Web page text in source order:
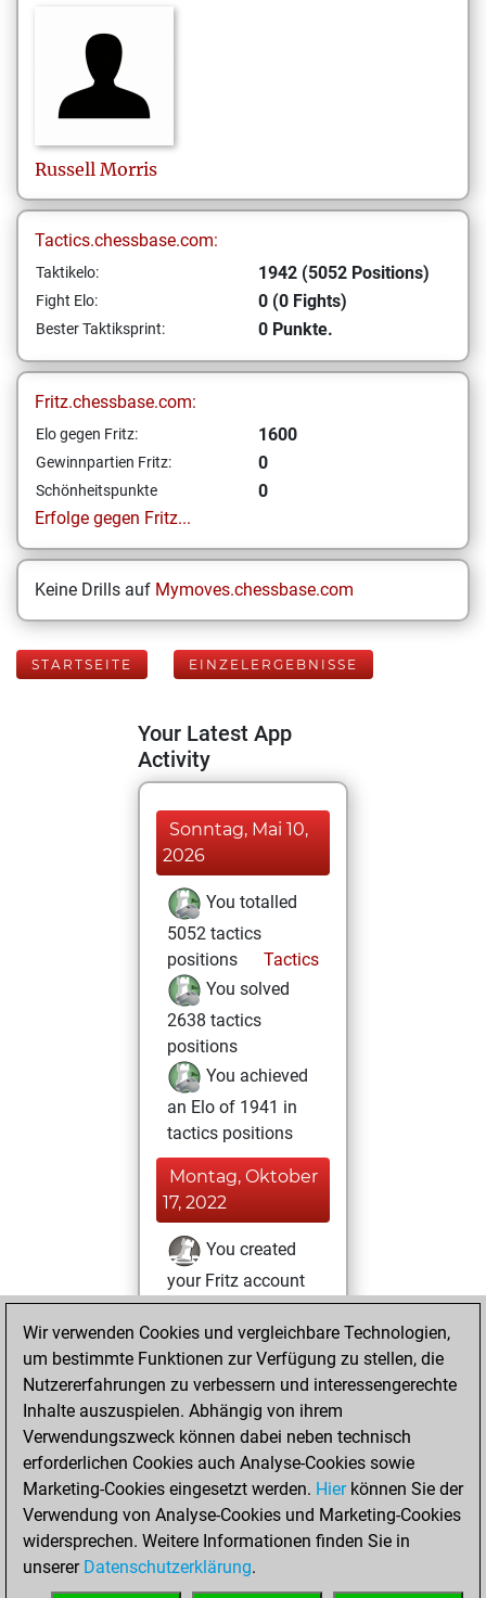
Russell Morris
Tactics.chessbase.com:
Taktikelo: 1942 (5052 Positions)
Fight Elo: 0 (0 Fights)
Bester Taktiksprint: 0 Punkte.
Fritz.chessbase.com:
Elo gegen Fritz: 1600
Gewinnpartien Fritz: 0
Schönheitspunkte
0
Erfolge gegen Fritz...
Keine Drills auf Mymoves.chessbase.com
STARTSEITE EINZELERGEBNISSE
Your Latest App
Activity
Sonntag, Mai 10,
2026
You totalled
5052 tactics
positions
Tactics
You solved
2638 tactics
positions
You achieved
an Elo of 1941 in
tactics positions
Montag, Oktober
17, 2022
You created
your Fritz account
Fritz
Donnerstag,
Oktober 13, 2016
You played 1
blitz games
Play
You scored +1
=0 -0 in blitz
You played 2
slow games
You scored +1
Wir verwenden Cookies und vergleichbare Technologien,
um bestimmte Funktionen zur Verfügung zu stellen, die
Nutzererfahrungen zu verbessern und interessengerechte
Inhalte auszuspielen. Abhängig von ihrem
Verwendungszweck können dabei neben technisch
erforderlichen Cookies auch Analyse-Cookies sowie
Marketing-Cookies eingesetzt werden. Hierkönnen Sie der
Verwendung von Analyse-Cookies und Marketing-Cookies
widersprechen. Weitere Informationen finden Sie in
unserer Datenschutzerklärung.